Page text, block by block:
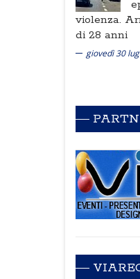
violenza.
di 28 anni
giovedì 30